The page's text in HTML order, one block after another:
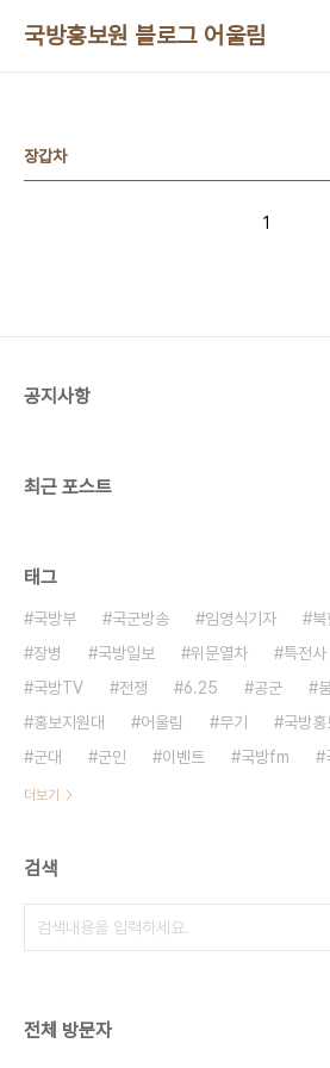
국방홍보원 블로그 어울림
장갑차
1
공지사항
최근 포스트
태그
국방부 국군방송 임영식기자 북
장병
국방일보 위문열차 특전사
국방TV
전쟁 6.25 공군
홍보지원대
어울림 무기 국방홍
군대
군인 이벤트 국방fm
더보기
검색
전체 방문자